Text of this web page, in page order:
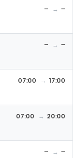
– –
– –
07:00 17:00
07:00 20:00
– –